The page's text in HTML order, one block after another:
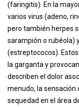
(faringitis). En la
varios virus (adeno,
pero también herpes
sarampión o rubéola)
(estreptococos).
la garganta y
describen el dolor
menudo, la sensación
sequedad en el área